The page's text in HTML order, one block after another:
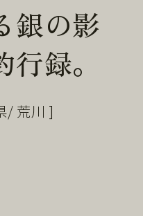
銀の影
録。
/ 荒川 ]